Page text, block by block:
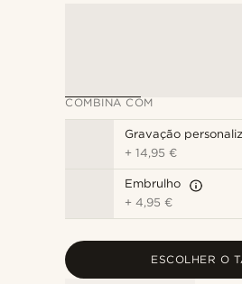
COMBINA COM
Gravação
+14,95 €
Embrulho
+4,95 €
ESCOLHER O